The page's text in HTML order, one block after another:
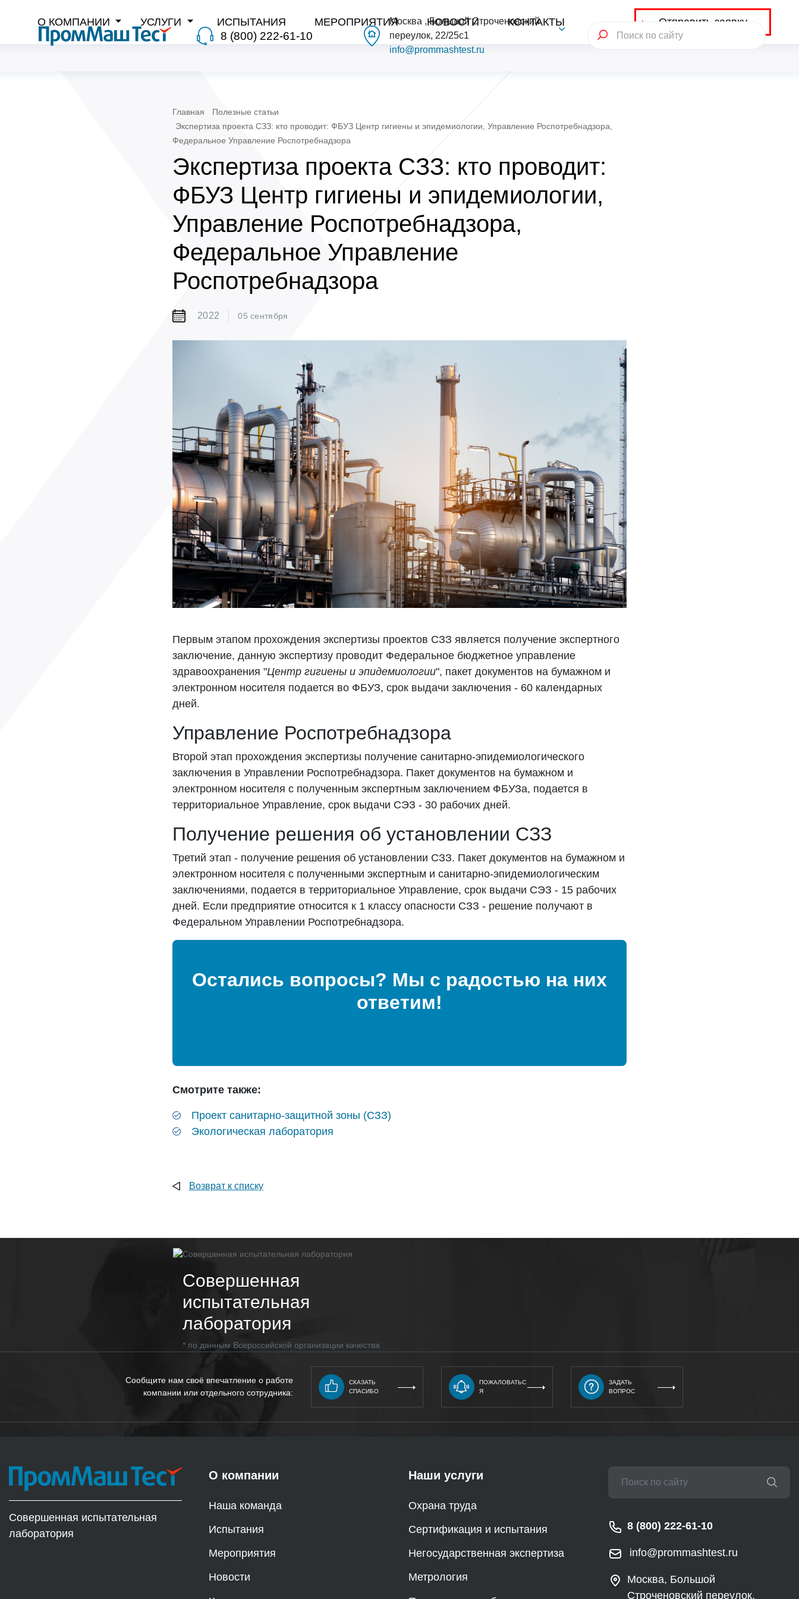
8 (800) 222-61-10
Москва , Большой Строченовский
переулок, 22/25с1
info@prommashtest.ru
О КОМПАНИИ УСЛУГИ ИСПЫТАНИЯ МЕРОПРИЯТИЯ НОВОСТИ КОНТАКТЫ Отправить заявку
Главная
Полезные статьи
Экспертиза проекта СЗЗ: кто проводит: ФБУЗ Центр гигиены и эпидемиологии, Управлениe Роспотребнадзора,
Федеральное Управлениe Роспотребнадзора
Экспертиза проекта СЗЗ: кто проводит:
ФБУЗ Центр гигиены и эпидемиологии,
Управлениe Роспотребнадзора,
Федеральное Управлениe
Роспотребнадзора
2022 05 сентября
Первым этапом прохождения экспертизы проектов СЗЗ является получение экспертного
заключение, данную экспертизу проводит Федеральное бюджетное управление
здравоохранения "Центр гигиены и эпидемиологии", пакет документов на бумажном и
электронном носителя подается во ФБУЗ, срок выдачи заключения - 60 календарных
дней.
Управление Роспотребнадзора
Второй этап прохождения экспертизы получение санитарно-эпидемиологического
заключения в Управлении Роспотребнадзора. Пакет документов на бумажном и
электронном носителя с полученным экспертным заключением ФБУЗа, подается в
территориальное Управление, срок выдачи СЭЗ - 30 рабочих дней.
Получение решения об установлении СЗЗ
Третий этап - получение решения об установлении СЗЗ. Пакет документов на бумажном и
электронном носителя с полученными экспертным и санитарно-эпидемиологическим
заключениями, подается в территориальное Управление, срок выдачи СЭЗ - 15 рабочих
дней. Если предприятие относится к 1 классу опасности СЗЗ - решение получают в
Федеральном Управлении Роспотребнадзора.
Остались вопросы? Мы с радостью на них
ответим!
Смотрите также:
Проект санитарно-защитной зоны (СЗЗ)
Экологическая лаборатория
Возврат к списку
Совершенная
испытательная
лаборатория
* по данным Всероссийской организации качества
Сообщите нам своё впечатление о работе
компании или отдельного сотрудника:
СКАЗАТЬ
СПАСИБО
ПОЖАЛОВАТЬС
Я
ЗАДАТЬ
ВОПРОС
Совершенная испытательная
лаборатория
О компании
Наша команда
Испытания
Мероприятия
Новости
Наши услуги
Охрана труда
Сертификация и испытания
Негосударственная экспертиза
Метрология
8 (800) 222-61-10
info@prommashtest.ru
Москва, Большой
Строченовский переулок,